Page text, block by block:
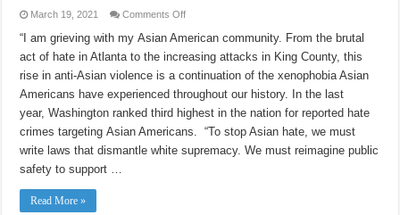
March 19, 2021 Comments Offon
Representative
My-
Linh
Speaks
and
Condemns
Anti-
Asian
and
“I am grieving with my Asian American community. From the brutal
act of hate in Atlanta to the increasing attacks in King County, this
rise in anti-Asian violence is a continuation of the xenophobia Asian
Americans have experienced throughout our history. In the last
year, Washington ranked third highest in the nation for reported hate
crimes targeting Asian Americans. “To stop Asian hate, we must
write laws that dismantle white supremacy. We must reimagine public
safety to support …
Read More »